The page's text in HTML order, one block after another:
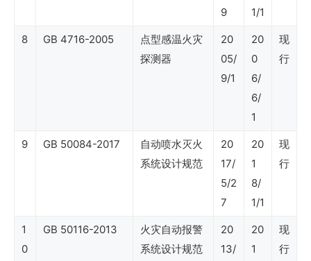
9
1/1
8 GB 4716-2005
点型感温火灾
探测器
20
05/
9/1
20
0
6/
6/
1
现
行
9 GB 50084-2017
自动喷水灭火
系统设计规范
20
17/
5/2
7
20
1
8/
1/1
现
行
1
0
GB 50116-2013
火灾自动报警
系统设计规范
20
13/
20
1
现
行